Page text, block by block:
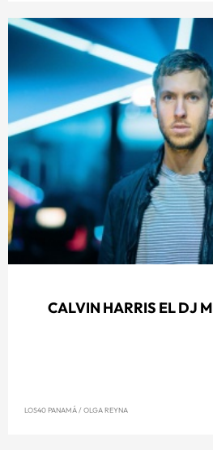
CALVIN HARRIS EL DJ
LOS40 PANAMÁ/ OLGA REYNA